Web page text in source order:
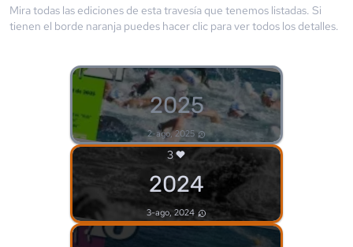
Mira todas las ediciones de esta travesía que tenemos listadas. Si
tienen el borde naranja puedes hacer clic para ver todos los detalles.
2025
2-ago, 2025
3
2024
3-ago, 2024